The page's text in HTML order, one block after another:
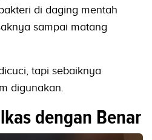
di daging mentah
sampai matang
tapi sebaiknya
digunakan.
dengan Benar